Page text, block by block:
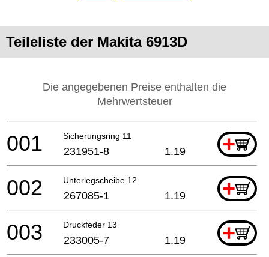
Teileliste der Makita 6913D
Die angegebenen Preise enthalten die
Mehrwertsteuer
Sicherungsring 11 +
001 231951-8 1.19
Unterlegscheibe 12 +
002 267085-1 1.19
Druckfeder 13 +
003 233005-7 1.19